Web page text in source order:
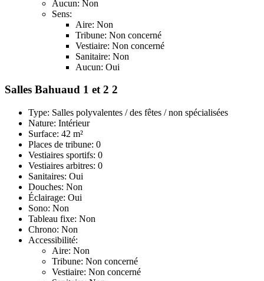
Aucun: Non
Sens:
Aire: Non
Tribune: Non concerné
Vestiaire: Non concerné
Sanitaire: Non
Aucun: Oui
Salles Bahuaud 1 et 2 2
Type: Salles polyvalentes / des fêtes / non spécialisées
Nature: Intérieur
Surface: 42 m²
Places de tribune: 0
Vestiaires sportifs: 0
Vestiaires arbitres: 0
Sanitaires: Oui
Douches: Non
Éclairage: Oui
Sono: Non
Tableau fixe: Non
Chrono: Non
Accessibilité:
Aire: Non
Tribune: Non concerné
Vestiaire: Non concerné